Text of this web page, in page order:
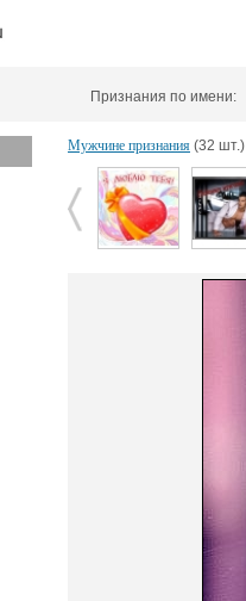
Признания по имени:
Мужчине признания (32 шт.)